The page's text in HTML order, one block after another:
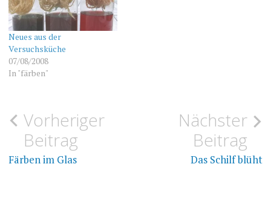
Neues aus der
Versuchsküche
07/08/2008
In "färben"
FÄRBEN
WOLLE
SOLAR
SOLARFÄRBEN
Beitragsnavigation
Vorheriger
Beitrag
Färben im Glas
Nächster
Beitrag
Das Schilf blüht